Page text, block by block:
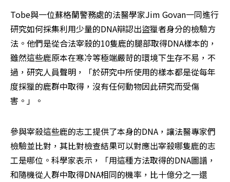
Tobe與一位蘇格蘭警務處的法醫學家Jim Govan一同進行
研究如何採集利用少量的DNA辯認出盜獵者身分的檢驗方
法。他們是從合法宰殺的10隻鹿的腿部取得DNA樣本的，
雖然這些鹿原本在寒冷等極端嚴苛的環境下生存不易，不
過，研究人員聲明，「於研究中所使用的樣本都是從每年
度採獵的鹿群中取得，沒有任何動物因此研究而受傷
害。」。
參與宰殺這些鹿的志工提供了本身的DNA，讓法醫專家們
檢驗並比對，其比對檢查結果可以對應出宰殺哪隻鹿的志
工是哪位。科學家表示，「用這種方法取得的DNA圖譜，
和隨機從人群中取得DNA相同的機率，比十億分之一還